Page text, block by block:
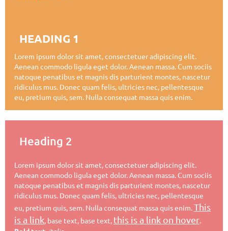
HEADING 1
Lorem ipsum dolor sit amet, consectetuer adipiscing elit.
Aenean commodo ligula eget dolor. Aenean massa. Cum sociis
natoque penatibus et magnis dis parturient montes, nascetur
ridiculus mus. Donec quam felis, ultricies nec, pellentesque
eu, pretium quis, sem. Nulla consequat massa quis enim.
Heading 2
Lorem ipsum dolor sit amet, consectetuer adipiscing elit.
Aenean commodo ligula eget dolor. Aenean massa. Cum sociis
natoque penatibus et magnis dis parturient montes, nascetur
ridiculus mus. Donec quam felis, ultricies nec, pellentesque
eu, pretium quis, sem. Nulla consequat massa quis enim.This
is a link, base text, base text, this is a link on hover.